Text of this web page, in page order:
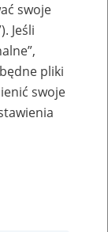
swoje
Jeśli
pliki
swoje